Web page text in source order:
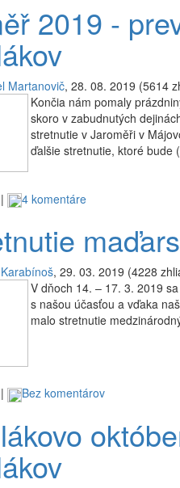
2019 -
Martanovič, 28. 08. 2019 (5614
Končia nám pomaly
skoro v zabudnutých
stretnutie v Jaroměři v
ďalšie stretnutie, ktoré bude
| 4 komentáre
, 29. 03. 2019 (4228
V dňoch 14. – 17. 3. 2019
s našou účasťou a vďaka
malo stretnutie
| Bez komentárov